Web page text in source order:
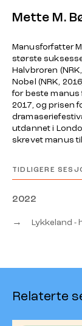
Mette M.
Manusforfatter
største
Halvbroren
Nobel (NRK,
for beste manus
2017, og prisen
utdannet i
skrevet manus
TIDLIGERE
2022
→ Lykkeland -
Relaterte